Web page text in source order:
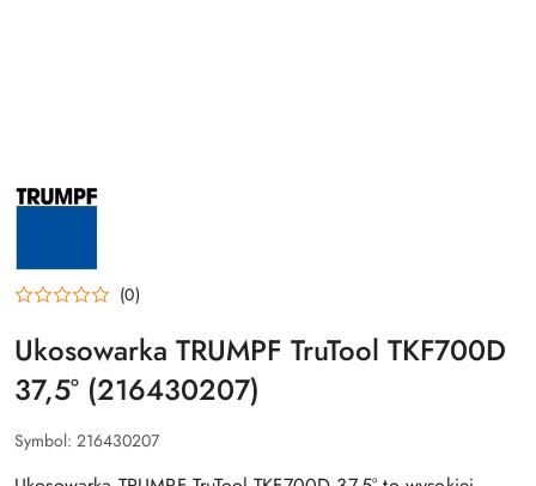
PRODUCENT
TRUMPF
OBRÓBKI
BLACHY,
PROFESJONALNE
DLA
PRZEMYSŁU
DEKARSTWA
(0)
Ukosowarka TRUMPF TruTool TKF700D
37,5° (216430207)
Symbol: 216430207